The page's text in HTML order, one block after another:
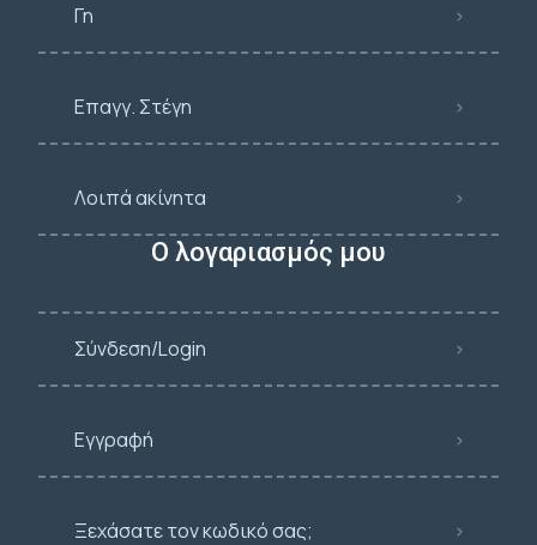
Γη
Επαγγ. Στέγη
Λοιπά ακίνητα
Ο λογαριασμός μου
Σύνδεση/Login
Εγγραφή
Ξεχάσατε τον κωδικό σας;